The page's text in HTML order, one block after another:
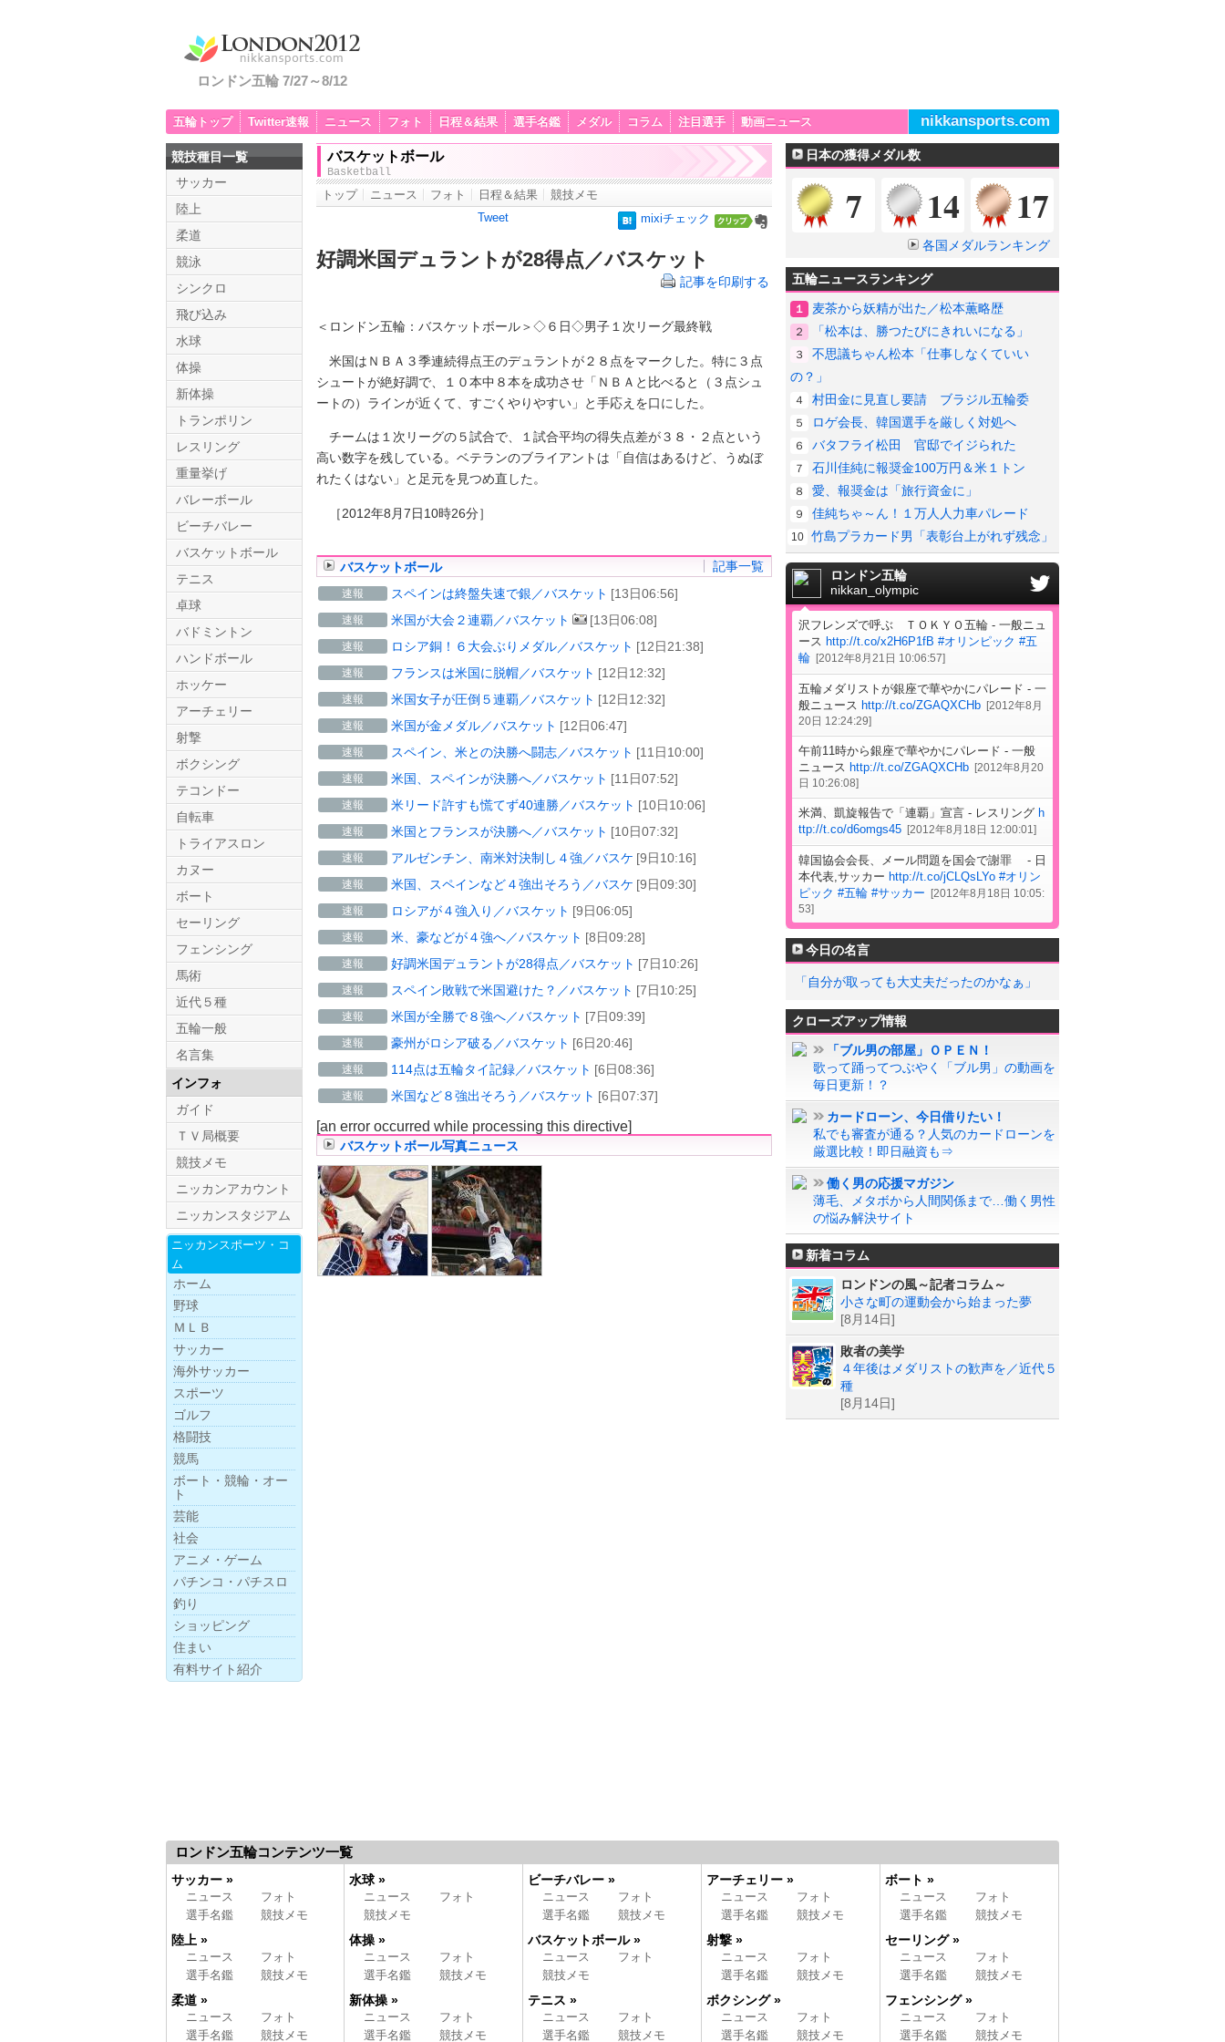
ロンドン五輪 7/27～8/12
五輪トップ Twitter速報 ニュース フォト 日程＆結果 選手名鑑 メダル コラム 注目選手 動画ニュース nikkansports.com
バスケットボール
Basketball
トップ ニュース フォト 日程＆結果
競技メモ
Tweet
mixiチェック
好調米国デュラントが28得点／バスケット
記事を印刷する
＜ロンドン五輪：バスケットボール＞◇６日◇男子１次リーグ最終戦
米国はＮＢＡ３季連続得点王のデュラントが２８点をマークした。特に３点
シュートが絶好調で、１０本中８本を成功させ「ＮＢＡと比べると（３点シュ
ートの）ラインが近くて、すごくやりやすい」と手応えを口にした。
チームは１次リーグの５試合で、１試合平均の得失点差が３８・２点という
高い数字を残している。ベテランのブライアントは「自信はあるけど、うぬぼ
れたくはない」と足元を見つめ直した。
［2012年8月7日10時26分］
バスケットボール 記事一覧
速報 スペインは終盤失速で銀／バスケット [13日06:56]
速報 米国が大会２連覇／バスケット [13日06:08]
速報 ロシア銅！６大会ぶりメダル／バスケット [12日21:38]
速報 フランスは米国に脱帽／バスケット [12日12:32]
速報 米国女子が圧倒５連覇／バスケット [12日12:32]
速報 米国が金メダル／バスケット [12日06:47]
速報 スペイン、米との決勝へ闘志／バスケット [11日10:00]
速報 米国、スペインが決勝へ／バスケット [11日07:52]
速報 米リード許すも慌てず40連勝／バスケット [10日10:06]
速報 米国とフランスが決勝へ／バスケット [10日07:32]
速報 アルゼンチン、南米対決制し４強／バスケ [9日10:16]
速報 米国、スペインなど４強出そろう／バスケ [9日09:30]
速報 ロシアが４強入り／バスケット [9日06:05]
速報 米、豪などが４強へ／バスケット [8日09:28]
速報 好調米国デュラントが28得点／バスケット [7日10:26]
速報 スペイン敗戦で米国避けた？／バスケット [7日10:25]
速報 米国が全勝で８強へ／バスケット [7日09:39]
速報 豪州がロシア破る／バスケット [6日20:46]
速報 114点は五輪タイ記録／バスケット [6日08:36]
速報 米国など８強出そろう／バスケット [6日07:37]
[an error occurred while processing this directive]
バスケットボール写真ニュース
競技種目一覧
サッカー
陸上
柔道
競泳
シンクロ
飛び込み
水球
体操
新体操
トランポリン
レスリング
重量挙げ
バレーボール
ビーチバレー
バスケットボール
テニス
卓球
バドミントン
ハンドボール
ホッケー
アーチェリー
射撃
ボクシング
テコンドー
自転車
トライアスロン
カヌー
ボート
セーリング
フェンシング
馬術
近代５種
五輪一般
名言集
インフォ
ガイド
ＴＶ局概要
競技メモ
ニッカンアカウント
ニッカンスタジアム
ニッカンスポーツ・ コ
ム
ホーム
野球
ＭＬＢ
サッカー
海外サッカー
スポーツ
ゴルフ
格闘技
競馬
ボー ト・ 競輪・ オー
ト
芸能
社会
アニメ・ゲーム
パチンコ・パチスロ
釣り
ショッピング
住まい
有料サイト紹介
日本の獲得メダル数
金メダル
7 銀メダル
14 17
各国メダルランキング
五輪ニュースランキング
１ 麦茶から妖精が出た／松本薫略歴
２ 「松本は、勝つたびにきれいになる」
３
不思議ちゃん松本「仕事しなくていい
の？」
４ 村田金に見直し要請 ブラジル五輪委
５ ロゲ会長、韓国選手を厳しく対処へ
６ バタフライ松田 官邸でイジられた
７ 石川佳純に報奨金100万円＆米１トン
８ 愛、報奨金は「旅行資金に」
９ 佳純ちゃ～ん！１万人人力車パレード
10 竹島プラカード男「表彰台上がれず残念」
Twitter.com
ロンドン五輪
nikkan_olympic
沢フレンズで呼ぶ ＴＯＫＹＯ五輪 - 一般ニュ
ース http://t.co/x2H6P1fB #オリンピック #五
輪 [2012年8月21日 10:06:57]
五輪メダリストが銀座で華やかにパレード - 一
般ニュース http://t.co/ZGAQXCHb [2012年8月
20日 12:24:29]
午前11時から銀座で華やかにパレード - 一般
ニュース http://t.co/ZGAQXCHb [2012年8月20
日 10:26:08]
米満、凱旋報告で「連覇」宣言 - レスリング h
ttp://t.co/d6omgs45 [2012年8月18日 12:00:01 ]
韓国協会会長、メール問題を国会で謝罪 - 日
本代表,サッカー http://t.co/jCLQsLYo #オリン
ピック #五輪 #サッカー [2012年8月18日 10:05:
53]
今日の名言
「自分が取っても大丈夫だったのかなぁ」
クローズアップ情報
「ブル男の部屋」ＯＰＥＮ！
歌って踊ってつぶやく「ブル男」の動画を
毎日更新！？
カードローン、今日借りたい！
私でも審査が通る？人気のカードローンを
厳選比較！即日融資も⇒
働く男の応援マガジン
薄毛、メタボから人間関係まで…働く男性
の悩み解決サイト
新着コラム
ロンドンの風～記者コラム～
小さな町の運動会から始まった夢
[8月14日]
敗者の美学
４年後はメダリストの歓声を／近代５
種
[8月14日]
ロンドン五輪コンテンツ一覧
サッカー »
ニュース
フォト
選手名鑑
競技メモ
陸上 »
ニュース
フォト
選手名鑑
競技メモ
柔道 »
ニュース
フォト
選手名鑑
競技メモ
水球 »
ニュース
フォト
競技メモ
体操 »
ニュース
フォト
選手名鑑
競技メモ
新体操 »
ニュース
フォト
選手名鑑
競技メモ
ビーチバレー »
ニュース
フォト
選手名鑑
競技メモ
バスケットボール »
ニュース
フォト
競技メモ
テニス »
ニュース
フォト
選手名鑑
競技メモ
アーチェリー »
ニュース
フォト
選手名鑑
競技メモ
射撃 »
ニュース
フォト
選手名鑑
競技メモ
ボクシング »
ニュース
フォト
選手名鑑
競技メモ
ボート »
ニュース
フォト
選手名鑑
競技メモ
セーリング »
ニュース
フォト
選手名鑑
競技メモ
フェンシング »
ニュース
フォト
選手名鑑
競技メモ